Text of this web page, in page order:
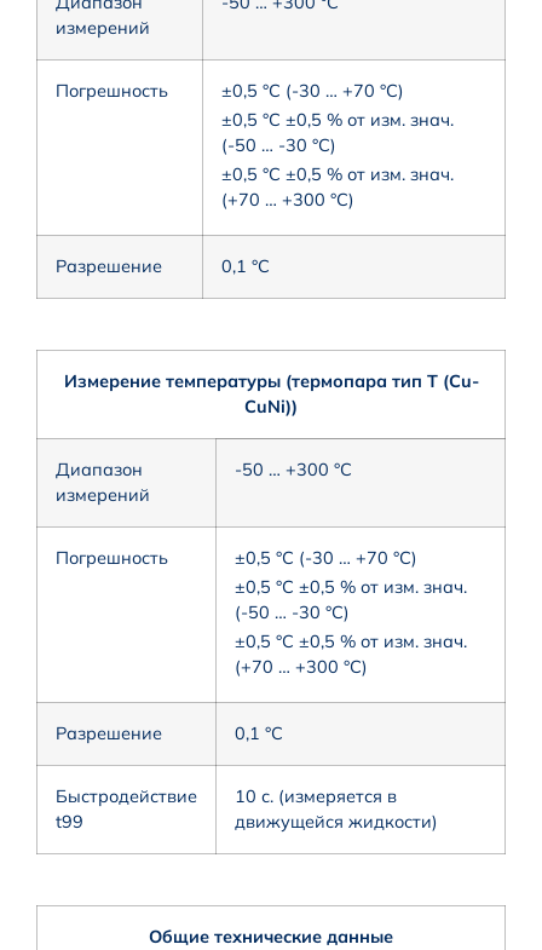
измерений
Погрешность
±0,5 °C (-30 … +70 °C)
±0,5 °C ±0,5 % от изм. знач.
(-50 … -30 °C)
±0,5 °C ±0,5 % от изм. знач.
(+70 … +300 °C)
Разрешение 0,1 °C
Измерение температуры (термопара тип T (Cu-
CuNi))
Диапазон
измерений
-50 … +300 °C
Погрешность
±0,5 °C (-30 … +70 °C)
±0,5 °C ±0,5 % от изм. знач.
(-50 … -30 °C)
±0,5 °C ±0,5 % от изм. знач.
(+70 … +300 °C)
Разрешение 0,1 °C
Быстродействие
t99
10 с. (измеряется в
движущейся жидкости)
Общие технические данные